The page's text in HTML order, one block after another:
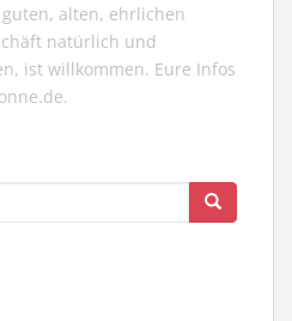
alten, ehrlichen
natürlich und
ist willkommen. Eure Infos
.